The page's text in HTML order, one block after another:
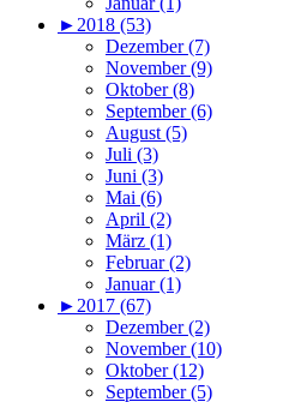
► 2018 (53)
Dezember (7)
November (9)
Oktober (8)
September (6)
August (5)
Juli (3)
Juni (3)
Mai (6)
April (2)
März (1)
Februar (2)
Januar (1)
► 2017 (67)
Dezember (2)
November (10)
Oktober (12)
September (5)